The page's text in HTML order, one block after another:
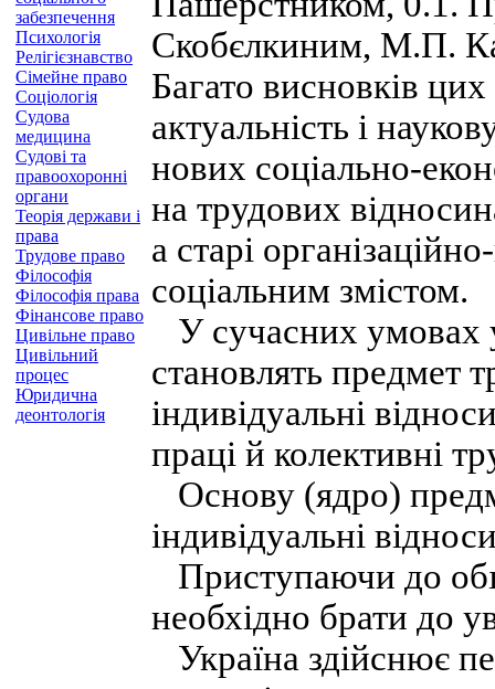
забезпечення
Психологія
Релігієзнавство
Сімейне право
Соціологія
Судова
медицина
Судові та
правоохоронні
органи
Теорія держави і
права
Трудове право
Філософія
Філософія права
Фінансове право
Цивільне право
Цивільний
процес
Юридична
деонтологія
Скобєлкиним, М.П.
Багато висновків цих
актуальність і
нових соціально-
на трудових
а старі
соціальним змістом.
У сучасних умовах
становлять предмет
індивідуальні
праці й колективні
Основу (ядро)
індивідуальні
Приступаючи до
необхідно брати до
Україна здійснює